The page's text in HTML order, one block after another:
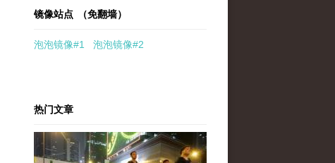
镜像站点 （免翻墙）
泡泡镜像#1 泡泡镜像#2
热门文章